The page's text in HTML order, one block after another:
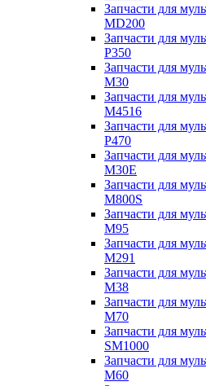
Запчасти для
MD200
Запчасти для
P350
Запчасти для
M30
Запчасти для
M4516
Запчасти для
P470
Запчасти для
M30E
Запчасти для
M800S
Запчасти для
M95
Запчасти для
M291
Запчасти для
M38
Запчасти для
M70
Запчасти для
SM1000
Запчасти для
M60